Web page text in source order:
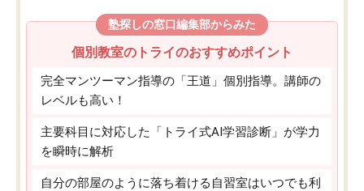
塾探しの窓口編集部からみた
個別教室のトライのおすすめポイント
完全マンツーマン指導の「王道」個別指導。講師の
レベルも高い！
主要科目に対応した「トライ式AI学習診断」が学力
を瞬時に解析
自分の部屋のように落ち着ける自習室はいつでも利